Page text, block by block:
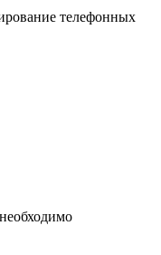
телефонных